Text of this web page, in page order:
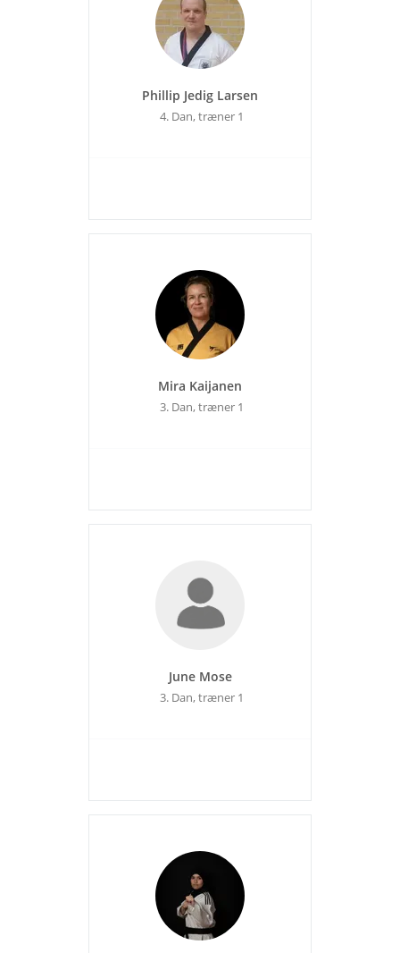
Phillip Jedig Larsen
4. Dan, træner 1
Mira Kaijanen
3. Dan, træner 1
June Mose
3. Dan, træner 1